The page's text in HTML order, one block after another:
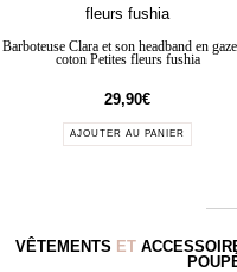
Barboteuse Clara et son headband en
coton Petites fleurs fushia
29,90€
AJOUTER AU PANIER
VÊTEMENTS ET